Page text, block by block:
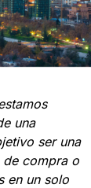
una
ser una
compra o
en un solo